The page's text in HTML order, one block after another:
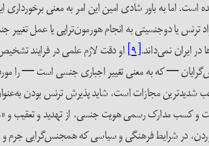
اما به باور شادی امین این امر به معنی
یا دوجنسیتی به انجام هورمون‌تراپی یا عمل تغییر
ایران نمی‌داند.[۹]
او دقت لازم علمی در فرایند
— که به معنی تغییر اجباری جنسی است — را
مجازات است، شاید پذیرش ترنس بودن به‌عنوان
و کسب مدارک رسمی هویت جنسی، از تهدید و تعقیب و
در شرایط فرهنگی و سیاسی که همجنس‌گرایی جرم